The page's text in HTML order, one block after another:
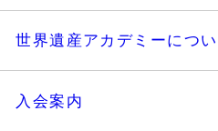
世界遺産アカデミーにつ
入会案内